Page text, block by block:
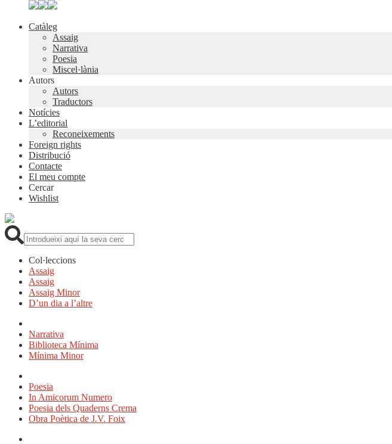
Catàleg
Assaig
Narrativa
Poesia
Miscel·lània
Autors
Autors
Traductors
Notícies
L’editorial
Reconeixements
Foreign rights
Distribució
Contacte
El meu compte
Cercar
Wishlist
Col·leccions
Assaig
Assaig
Assaig Minor
D’un dia a l’altre
Narrativa
Biblioteca Mínima
Mínima Minor
Poesia
In Amicorum Numero
Poesia dels Quaderns Crema
Obra Poètica de J.V. Foix